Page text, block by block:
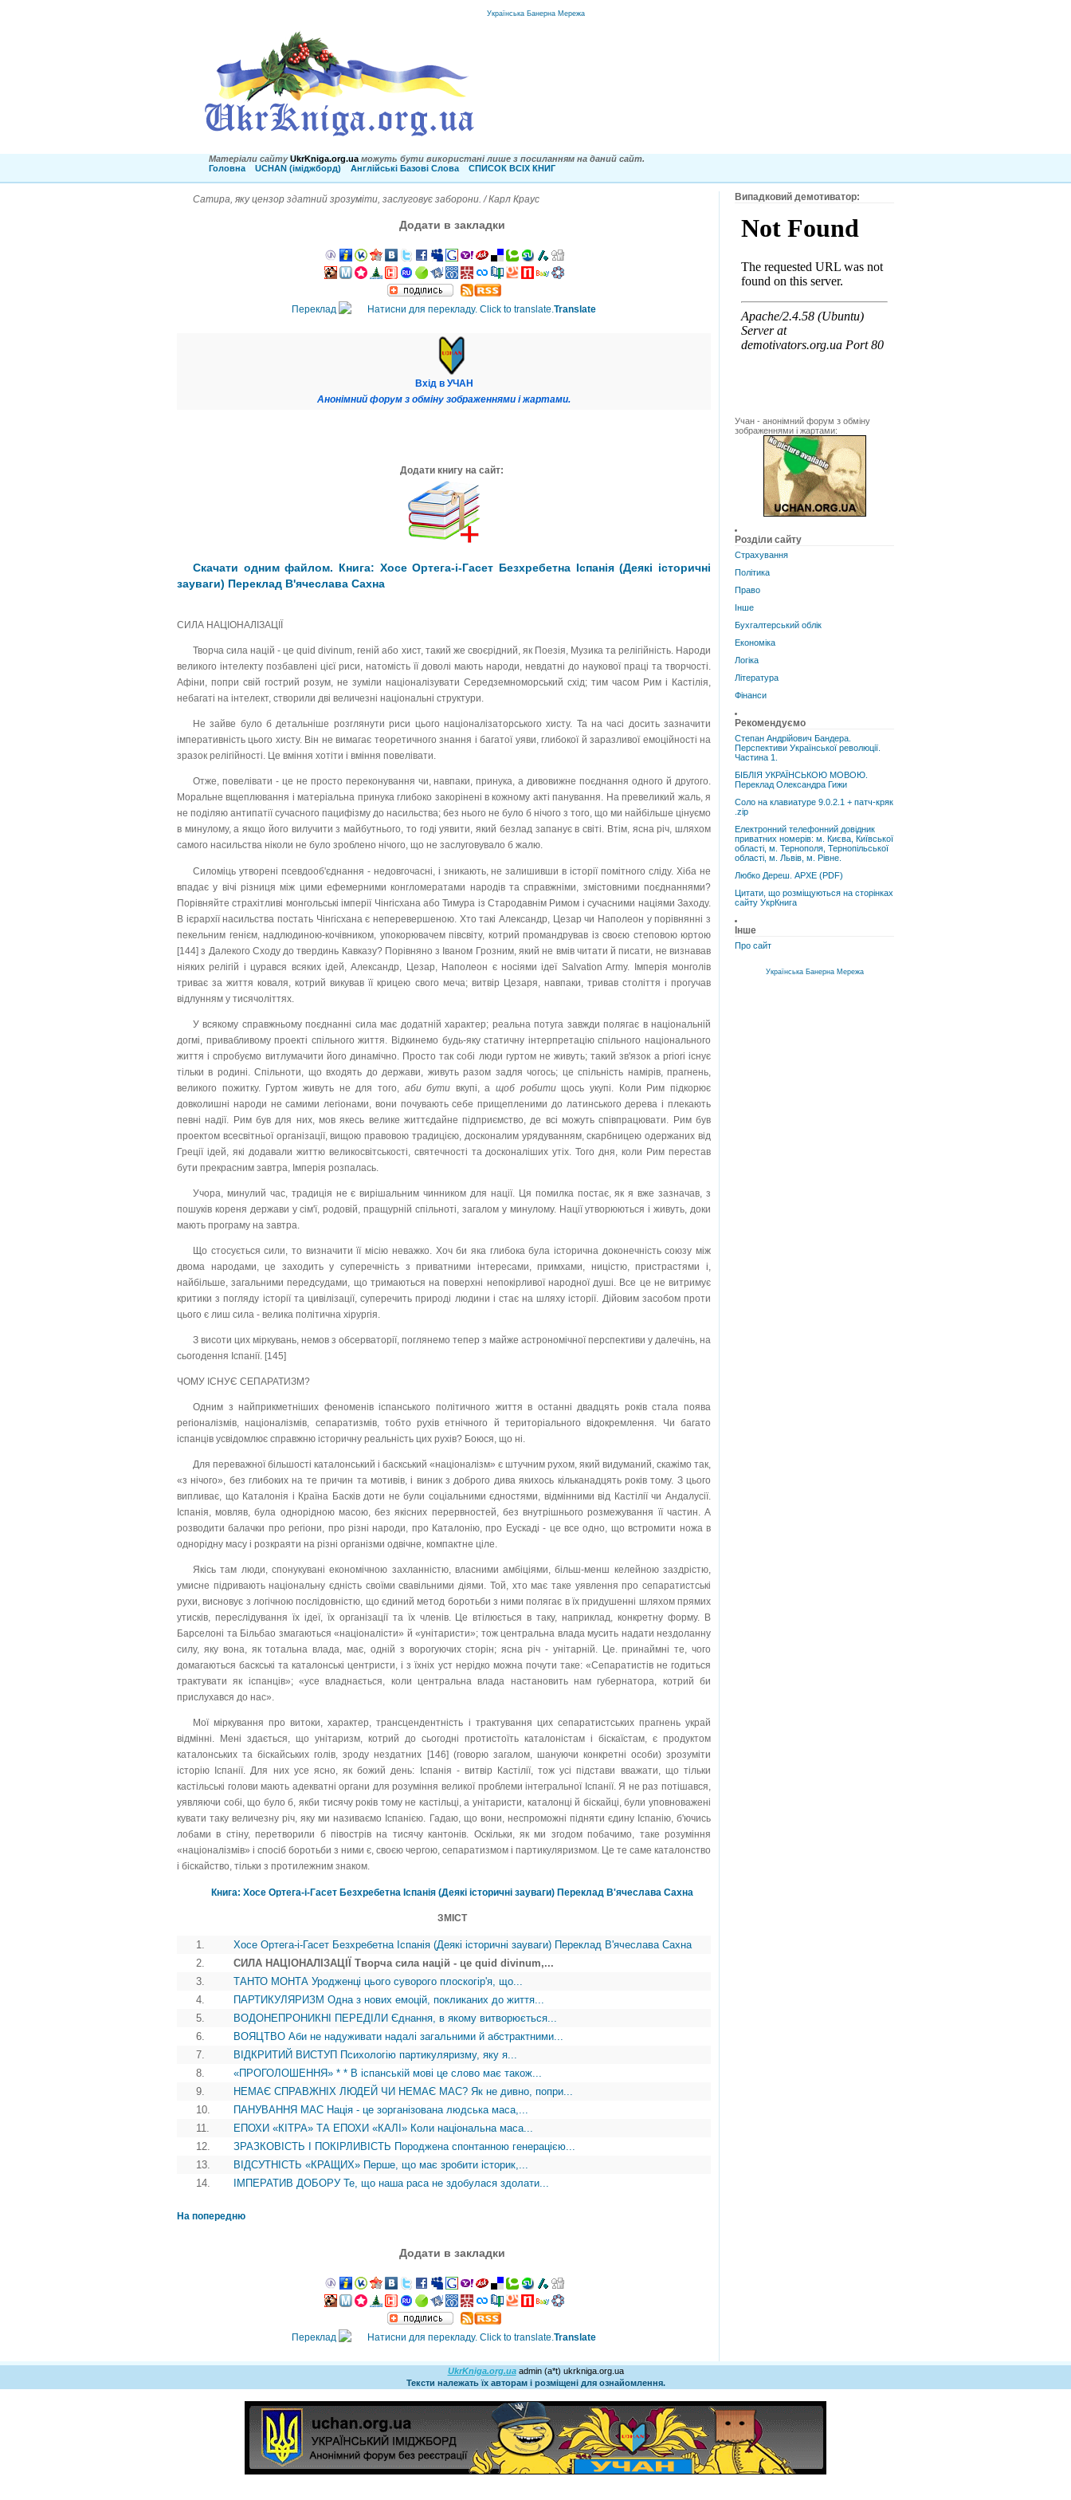
Українська Банерна Мережа
Матеріали сайту UkrKniga.org.ua можуть бути використані лише з посиланням на даний сайт.
Головна
UCHAN (іміджборд) Англійські Базові Слова СПИСОК ВСІХ КНИГ
Сатира, яку цензор здатний зрозуміти, заслуговує заборони. / Карл Краус
Додати в закладки
Переклад Translate
Вхід в УЧАН
Анонімний форум з обміну зображеннями і жартами.
Додати книгу на сайт:
Скачати одним файлом. Книга: Хосе Ортега-і-Гасет Безхребетна Іспанія (Деякі історичні
зауваги) Переклад В'ячеслава Сахна
СИЛА НАЦІОНАЛІЗАЦІЇ
Творча сила націй - це quid divinum, геній або хист, такий же своєрідний, як Поезія, Музика та релігійність. Народи
великого інтелекту позбавлені цієї риси, натомість її доволі мають народи, невдатні до наукової праці та творчості.
Афіни, попри свій гострий розум, не зуміли націоналізувати Середземноморський схід; тим часом Рим і Кастілія,
небагаті на інтелект, створили дві величезні національні структури.
Не зайве було б детальніше розглянути риси цього націоналізаторського хисту. Та на часі досить зазначити
імперативність цього хисту. Він не вимагає теоретичного знання і багатої уяви, глибокої й заразливої емоційності на
зразок релігійності. Це вміння хотіти і вміння повелівати.
Отже, повелівати - це не просто переконування чи, навпаки, принука, а дивовижне поєднання одного й другого.
Моральне вщеплювання і матеріальна принука глибоко закорінені в кожному акті панування. На превеликий жаль, я
не поділяю антипатії сучасного пацифізму до насильства; без нього не було б нічого з того, що ми найбільше цінуємо
в минулому, а якщо його вилучити з майбутнього, то годі уявити, який безлад запанує в світі. Втім, ясна річ, шляхом
самого насильства ніколи не було зроблено нічого, що не заслуговувало б жалю.
Силоміць утворені псевдооб'єднання - недовгочасні, і зникають, не залишивши в історії помітного сліду. Хіба не
впадає у вічі різниця між цими ефемерними конгломератами народів та справжніми, змістовними поєднаннями?
Порівняйте страхітливі монгольські імперії Чінгісхана або Тимура із Стародавнім Римом і сучасними націями Заходу.
В ієрархії насильства постать Чінгісхана є неперевершеною. Хто такі Александр, Цезар чи Наполеон у порівнянні з
пекельним генієм, надлюдиною-кочівником, упокорювачем півсвіту, котрий промандрував із своєю степовою юртою
[144] з Далекого Сходу до твердинь Кавказу? Порівняно з Іваном Грозним, який не вмів читати й писати, не визнавав
ніяких релігій і цурався всяких ідей, Александр, Цезар, Наполеон є носіями ідеї Salvation Army. Імперія монголів
триває за життя коваля, котрий викував її крицею свого меча; витвір Цезаря, навпаки, тривав століття і прогучав
відлунням у тисячоліттях.
У всякому справжньому поєднанні сила має додатній характер; реальна потуга завжди полягає в національній
догмі, привабливому проекті спільного життя. Відкинемо будь-яку статичну інтерпретацію спільного національного
життя і спробуємо витлумачити його динамічно. Просто так собі люди гуртом не живуть; такий зв'язок a priori існує
тільки в родині. Спільноти, що входять до держави, живуть разом задля чогось; це спільність намірів, прагнень,
великого пожитку. Гуртом живуть не для того, аби бути вкупі, ащоб робитищось укупі. Коли Рим підкорює
довколишні народи не самими легіонами, вони почувають себе прищепленими до латинського дерева і плекають
певні надії. Рим був для них, мов якесь велике життєдайне підприємство, де всі можуть співпрацювати. Рим був
проектом всесвітньої організації, вищою правовою традицією, досконалим урядуванням, скарбницею одержаних від
Греції ідей, які додавали життю великосвітськості, святечності та досконаліших утіх. Того дня, коли Рим перестав
бути прекрасним завтра, Імперія розпалась.
Учора, минулий час, традиція не є вирішальним чинником для нації. Ця помилка постає, як я вже зазначав, з
пошуків кореня держави у сім'ї, родовій, пращурній спільноті, загалом у минулому. Нації утворюються і живуть, доки
мають програму на завтра.
Що стосується сили, то визначити її місію неважко. Хоч би яка глибока була історична доконечність союзу між
двома народами, це заходить у суперечність з приватними інтересами, примхами, ницістю, пристрастями і,
найбільше, загальними передсудами, що тримаються на поверхні непокірливої народної душі. Все це не витримує
критики з погляду історії та цивілізації, суперечить природі людини і стає на шляху історії. Дійовим засобом проти
цього є лиш сила - велика політична хірургія.
З висоти цих міркувань, немов з обсерваторії, поглянемо тепер з майже астрономічної перспективи у далечінь, на
сьогодення Іспанії. [145]
ЧОМУ ІСНУЄ СЕПАРАТИЗМ?
Одним з найприкметніших феноменів іспанського політичного життя в останні двадцять років стала поява
регіоналізмів, націоналізмів, сепаратизмів, тобто рухів етнічного й територіального відокремлення. Чи багато
іспанців усвідомлює справжню історичну реальність цих рухів? Боюся, що ні.
Для переважної більшості каталонський і баскський «націоналізм» є штучним рухом, який видуманий, скажімо так,
«з нічого», без глибоких на те причин та мотивів, і виник з доброго дива якихось кільканадцять років тому. З цього
випливає, що Каталонія і Країна Басків доти не були соціальними єдностями, відмінними від Кастілії чи Андалусії.
Іспанія, мовляв, була однорідною масою, без якісних перервностей, без внутрішнього розмежування її частин. А
розводити балачки про регіони, про різні народи, про Каталонію, про Еускаді - це все одно, що встромити ножа в
однорідну масу і розкраяти на різні організми одвічне, компактне ціле.
Якісь там люди, спонукувані економічною захланністю, власними амбіціями, більш-менш келейною заздрістю,
умисне підривають національну єдність своїми свавільними діями. Той, хто має таке уявлення про сепаратистські
рухи, висновує з логічною послідовністю, що єдиний метод боротьби з ними полягає в їх придушенні шляхом прямих
утисків, переслідування їх ідеї, їх організації та їх членів. Це втілюється в таку, наприклад, конкретну форму. В
Барселоні та Більбао змагаються «націоналісти» й «унітаристи»; тож центральна влада мусить надати нездоланну
силу, яку вона, як тотальна влада, має, одній з ворогуючих сторін; ясна річ - унітарній. Це. принаймні те, чого
домагаються баскські та каталонські центристи, і з їхніх уст нерідко можна почути таке: «Сепаратистів не годиться
трактувати як іспанців»; «усе владнається, коли центральна влада настановить нам губернатора, котрий би
прислухався до нас».
Мої міркування про витоки, характер, трансцендентність і трактування цих сепаратистських прагнень украй
відмінні. Мені здається, що унітаризм, котрий до сьогодні протистоїть каталоністам і біскаїстам, є продуктом
каталонських та біскайських голів, зроду нездатних [146] (говорю загалом, шануючи конкретні особи) зрозуміти
історію Іспанії. Для них усе ясно, як божий день: Іспанія - витвір Кастілії, тож усі підстави вважати, що тільки
кастільські голови мають адекватні органи для розуміння великої проблеми інтегральної Іспанії. Я не раз потішався,
уявляючи собі, що було б, якби тисячу років тому не кастільці, а унітаристи, каталонці й біскайці, були уповноважені
кувати таку величезну річ, яку ми називаємо Іспанією. Гадаю, що вони, неспроможні підняти єдину Іспанію, б'ючись
лобами в стіну, перетворили б півострів на тисячу кантонів. Оскільки, як ми згодом побачимо, таке розуміння
«націоналізмів» і спосіб боротьби з ними є, своєю чергою, сепаратизмом і партикуляризмом. Це те саме каталонство
і біскайство, тільки з протилежним знаком.
Книга: Хосе Ортега-і-Гасет Безхребетна Іспанія (Деякі історичні зауваги) Переклад В'ячеслава Сахна
ЗМІСТ
1.
Хосе Ортега-і-Гасет Безхребетна Іспанія (Деякі історичні зауваги) Переклад В'ячеслава Сахна
2.
СИЛА НАЦІОНАЛІЗАЦІЇ Творча сила націй - це quid divinum,...
3.
ТАНТО МОНТА Уродженці цього суворого плоскогір'я, що...
4.
ПАРТИКУЛЯРИЗМ Одна з нових емоцій, покликаних до життя...
5.
ВОДОНЕПРОНИКНІ ПЕРЕДІЛИ Єднання, в якому витворюється...
6.
ВОЯЦТВО Аби не надуживати надалі загальними й абстрактними...
7.
ВІДКРИТИЙ ВИСТУП Психологію партикуляризму, яку я...
8.
«ПРОГОЛОШЕННЯ» * * В іспанській мові це слово має також...
9.
НЕМАЄ СПРАВЖНІХ ЛЮДЕЙ ЧИ НЕМАЄ МАС? Як не дивно, попри...
10.
ПАНУВАННЯ МАС Нація - це зорганізована людська маса,...
11.
ЕПОХИ «КІТРА» ТА ЕПОХИ «КАЛІ» Коли національна маса...
12.
ЗРАЗКОВІСТЬ І ПОКІРЛИВІСТЬ Породжена спонтанною генерацією...
13.
ВІДСУТНІСТЬ «КРАЩИХ» Перше, що має зробити історик,...
14.
ІМПЕРАТИВ ДОБОРУ Те, що наша раса не здобулася здолати...
На попередню
Додати в закладки
Переклад Translate
Випадковий демотиватор:
Учан - анонімний форум з обміну
зображеннями і жартами:
Розділи сайту
Страхування
Політика
Право
Інше
Бухгалтерський облік
Економіка
Логіка
Література
Фінанси
Рекомендуємо
Степан Андрійович Бандера.
Перспективи Української революції.
Частина 1.
БІБЛІЯ УКРАЇНСЬКОЮ МОВОЮ.
Переклад Олександра Гижи
Соло на клавиатуре 9.0.2.1 + патч-кряк
.zip
Електронний телефонний довідник
приватних номерів: м. Києва, Київської
області, м. Тернополя, Тернопільської
області, м. Львів, м. Рівне.
Любко Дереш. АРХЕ (PDF)
Цитати, що розміщуються на сторінках
сайту УкрКнига
Інше
Про сайт
Українська Банерна Мережа
UkrKniga.org.uaadmin (a*t) ukrkniga.org.ua
Тексти належать їх авторам і розміщені для ознайомлення.